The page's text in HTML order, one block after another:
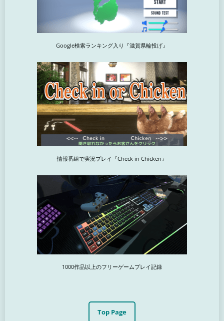
Google検索ランキング入り『滋賀県輪投げ』
情報番組で実況プレイ『Check in Chicken』
1000作品以上のフリーゲームプレイ記録
Top Page